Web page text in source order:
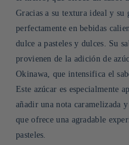
Gracias a su textura ideal y su
perfectamente en bebidas
dulce a pasteles y dulces. Su
provienen de la adición de
Okinawa, que intensifica el
Este azúcar es especialmente
añadir una nota caramelizada
que ofrece una agradable
pasteles.